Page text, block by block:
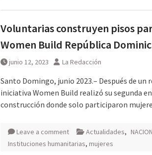
Voluntarias construyen pisos
Women Build República
junio 12, 2023 La Redacción
Santo Domingo, junio 2023.– Después de
iniciativa Women Build realizó su segunda
construcción donde solo participaron
Leave a comment Actualidades,
Instituciones humanitarias, mujeres